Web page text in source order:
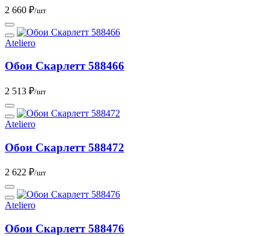
2 660 ₽/шт
Ateliero
Обои Скарлетт 588466
2 513 ₽/шт
Ateliero
Обои Скарлетт 588472
2 622 ₽/шт
Ateliero
Обои Скарлетт 588476